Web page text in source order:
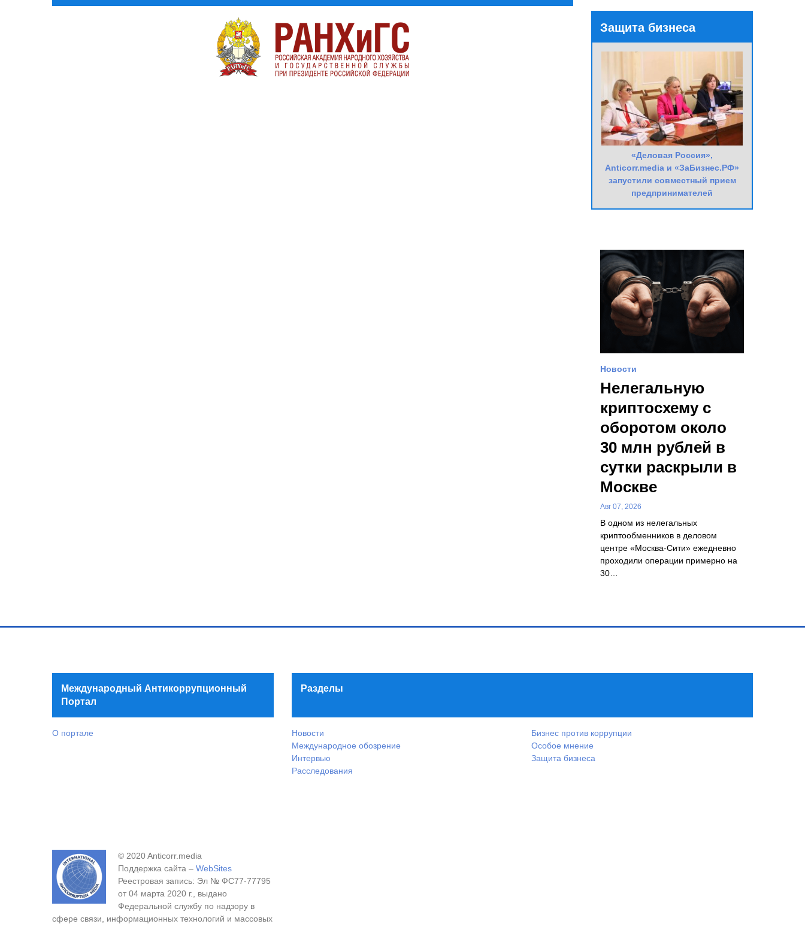
Защита бизнеса
«Деловая Россия»,
Anticorr.media и «ЗаБизнес.РФ»
запустили совместный прием
предпринимателей
Новости
Нелегальную
криптосхему с
оборотом около
30 млн рублей в
сутки раскрыли в
Москве
Авг 07, 2026
В одном из нелегальных
криптообменников в деловом
центре «Москва-Сити» ежедневно
проходили операции примерно на
30…
Международный Антикоррупционный
Портал
О портале
Разделы
Новости
Международное обозрение
Интервью
Расследования
Бизнес против коррупции
Особое мнение
Защита бизнеса
© 2020 Anticorr.media
Поддержка сайта – WebSites
Реестровая запись: Эл № ФС77-77795
от 04 марта 2020 г., выдано
Федеральной службу по надзору в
сфере связи, информационных технологий и массовых